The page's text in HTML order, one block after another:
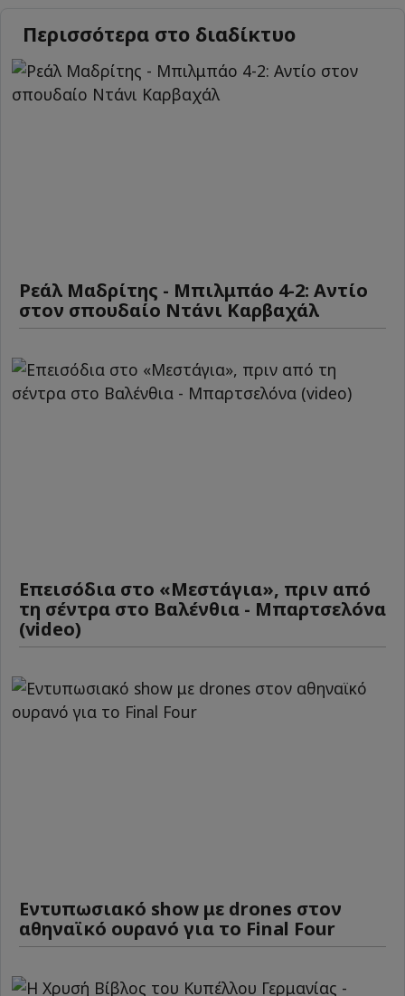
Περισσότερα στο διαδίκτυο
Ρεάλ Μαδρίτης - Μπιλμπάο 4-2: Αντίο
στον σπουδαίο Ντάνι Καρβαχάλ
Επεισόδια στο «Μεστάγια», πριν από
τη σέντρα στο Βαλένθια - Μπαρτσελόνα
(video)
Εντυπωσιακό show με drones στον
αθηναϊκό ουρανό για το Final Four